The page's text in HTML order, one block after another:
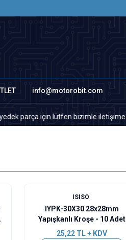
info@motorobit.com
için lütfen bizimle iletişime geçiniz.
ISISO
IYPK-30X30 28x28mm
Yapışkanlı Kroşe - 10 Adet
25,22TL + KDV